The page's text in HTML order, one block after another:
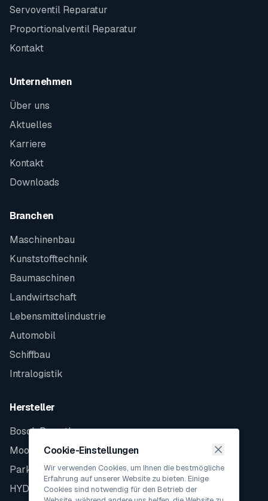
Servoventil Reparatur
Proportionalventil Reparatur
Kontakt
Unternehmen
Über uns
Aktuelles
Karriere
Kontakt
Downloads
Branchen
Maschinenbau
Kunststofftechnik
Baumaschinen
Landwirtschaft
Lebensmittelindustrie
Automobil
Schiffbau
Intralogistik
Hersteller
Bosch Rexroth
Moog
Parker
HYDAC
Cookie-Einstellungen
Wir verwenden Cookies, um Ihnen die bestmögliche
Erfahrung auf unserer Website zu bieten. Einige
Cookies sind notwendig für den Betrieb der